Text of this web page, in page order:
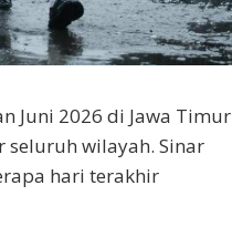
Juni 2026 di Jawa Timur
seluruh wilayah. Sinar
hari terakhir